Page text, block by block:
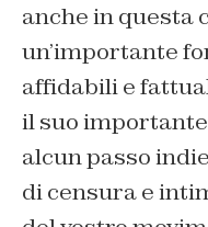
anche in questa
un’importante
affidabili e
il suo
alcun passo
di censura e